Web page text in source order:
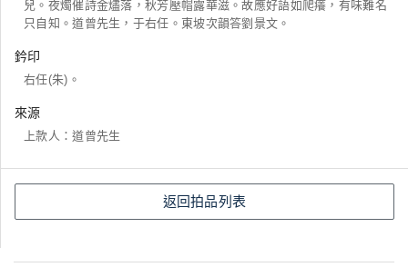
兒。夜燭催詩金燼落，秋芳壓帽露華滋。故應好語如爬癢，有味難名
只自知。道曾先生，于右任。東坡次韻答劉景文。
鈐印
右任(朱)。
來源
上款人：道曾先生
返回拍品列表